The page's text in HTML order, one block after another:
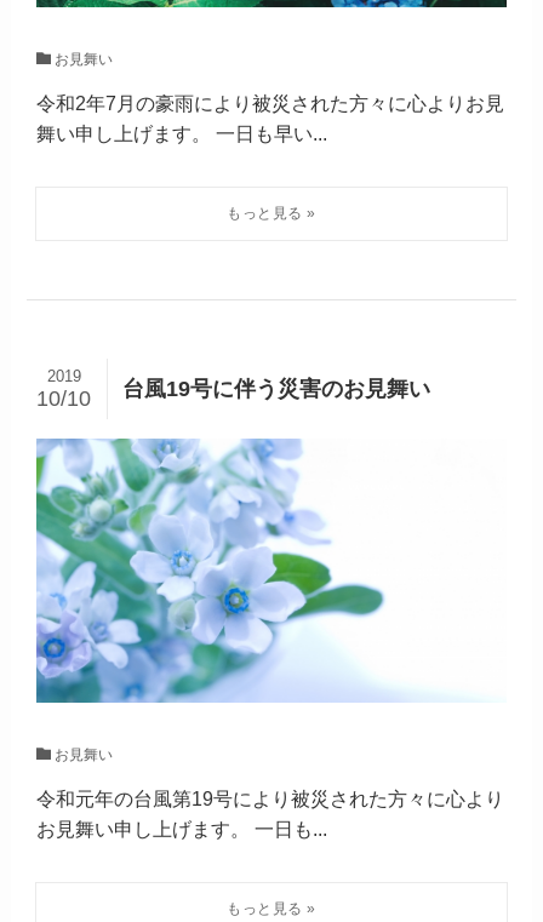
お見舞い
令和2年7月の豪雨により被災された方々に心よりお見
舞い申し上げます。 一日も早い...
台風19号に伴う災害のお見舞い
2019
10/10
お見舞い
令和元年の台風第19号により被災された方々に心より
お見舞い申し上げます。 一日も...